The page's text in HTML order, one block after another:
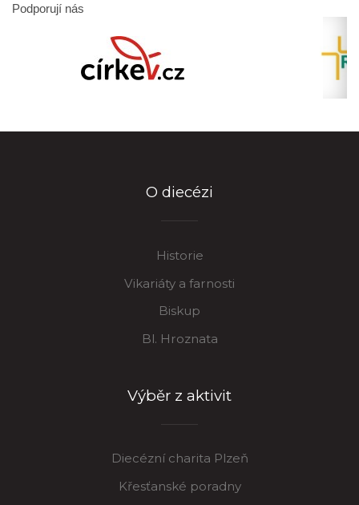
Podporují nás
O diecézi
Historie
Vikariáty a farnosti
Biskup
Bl. Hroznata
Výběr z aktivit
Diecézní charita Plzeň
Křesťanské poradny